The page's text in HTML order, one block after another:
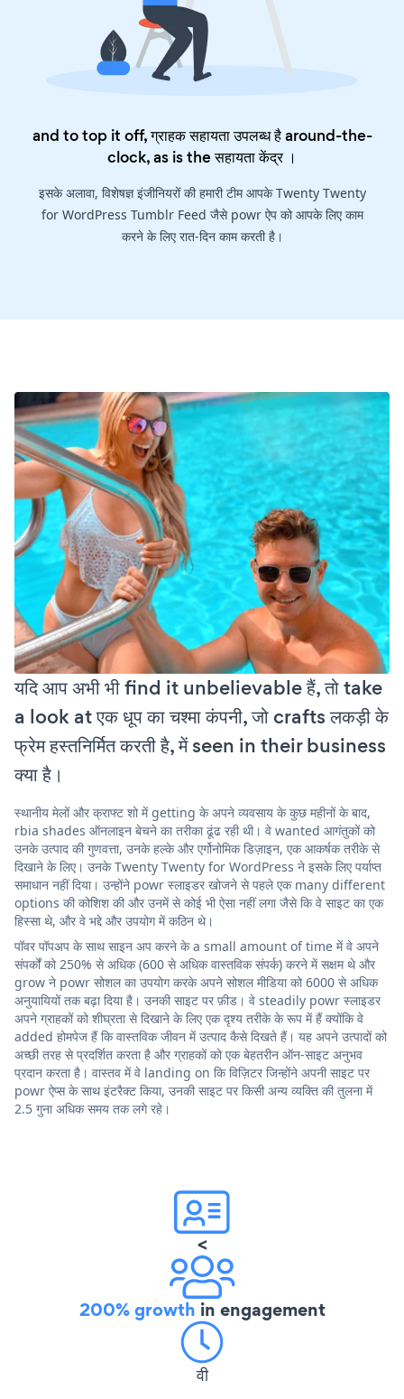
and to top it off, ग्राहक सहायता उपलब्ध है around-the-
clock, as is theसहायता केंद्र।
इसके अलावा, विशेषज्ञ इंजीनियरों की हमारी टीम आपके Twenty Twenty
for WordPress Tumblr Feed जैसे powr ऐप को आपके लिए काम
करने के लिए रात-दिन काम करती है।
यदि आप अभी भी find it unbelievable हैं, तो take
a look at एक धूप का चश्मा कंपनी, जो crafts लकड़ी के
फ्रेम हस्तनिर्मित करती है, में seen in their business
क्या है।
स्थानीय मेलों और क्राफ्ट शो में getting के अपने व्यवसाय के कुछ महीनों के बाद,
rbia shades ऑनलाइन बेचने का तरीका ढूंढ रही थी। वे wanted आगंतुकों को
उनके उत्पाद की गुणवत्ता, उनके हल्के और एर्गोनोमिक डिज़ाइन, एक आकर्षक तरीके से
दिखाने के लिए। उनके Twenty Twenty for WordPress ने इसके लिए पर्याप्त
समाधान नहीं दिया। उन्होंने powr स्लाइडर खोजने से पहले एक many different
options की कोशिश की और उनमें से कोई भी ऐसा नहीं लगा जैसे कि वे साइट का एक
हिस्सा थे, और वे भद्दे और उपयोग में कठिन थे।
पॉवर पॉपअप के साथ साइन अप करने के a small amount of time में वे अपने
संपर्कों को 250% से अधिक (600 से अधिक वास्तविक संपर्क) करने में सक्षम थे और
grow ने powr सोशल का उपयोग करके अपने सोशल मीडिया को 6000 से अधिक
अनुयायियों तक बढ़ा दिया है। उनकी साइट पर फ़ीड। वे steadily powr स्लाइडर
अपने ग्राहकों को शीघ्रता से दिखाने के लिए एक दृश्य तरीके के रूप में हैं क्योंकि वे
added होमपेज हैं कि वास्तविक जीवन में उत्पाद कैसे दिखते हैं। यह अपने उत्पादों को
अच्छी तरह से प्रदर्शित करता है और ग्राहकों को एक बेहतरीन ऑन-साइट अनुभव
प्रदान करता है। वास्तव में वे landing on कि विज़िटर जिन्होंने अपनी साइट पर
powr ऐप्स के साथ इंटरैक्ट किया, उनकी साइट पर किसी अन्य व्यक्ति की तुलना में
2.5 गुना अधिक समय तक लगे रहे।
<
200% growth in engagement
वी